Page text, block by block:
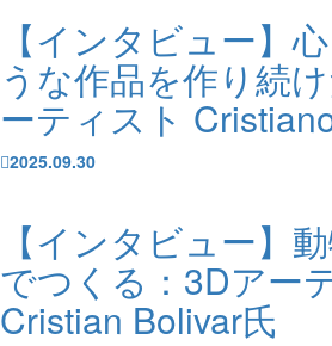
【インタビュー】
うな作品を作り続
ーティスト
2025.09.30
【インタビュー】
でつくる：3Dアー
Cristian Bolivar氏